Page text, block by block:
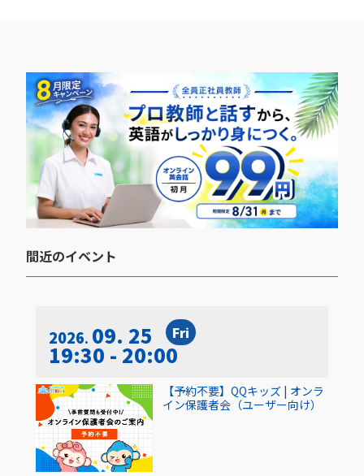
間近のイベント​
2026 09. 25 Fri
19:30 - 20:00
【予約不要】QQキッズ | オンラ
イン保護者会（ユーザー向け）